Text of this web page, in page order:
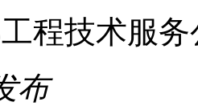
程技术服务
布